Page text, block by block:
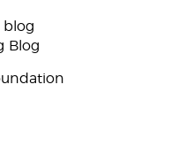
blog
Blog